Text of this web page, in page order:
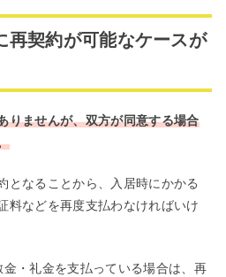
再契約が可能なケースが
りませんが、双方が同意する場合
となることから、入居時にかかる
料などを再度支払わなければいけ
・礼金を支払っている場合は、再